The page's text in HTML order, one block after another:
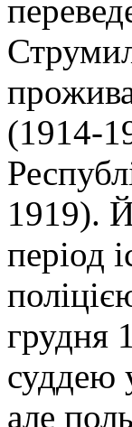
(1914-
1919).
період
грудня
суддею
але